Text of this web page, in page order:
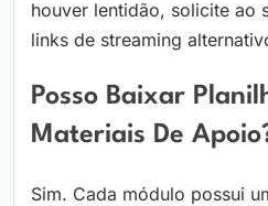
houver lentidão, solicite ao
links de streaming
Posso Baixar
Materiais De
Sim. Cada módulo possui